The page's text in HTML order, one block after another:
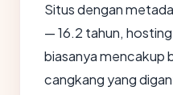
Situs dengan
— 16.2 tahun,
biasanya mencakup
cangkang yang